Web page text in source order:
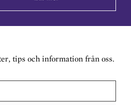
tips och information från oss.